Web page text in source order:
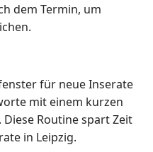
dem Termin, um
für neue Inserate
mit einem kurzen
Routine spart Zeit
in Leipzig.